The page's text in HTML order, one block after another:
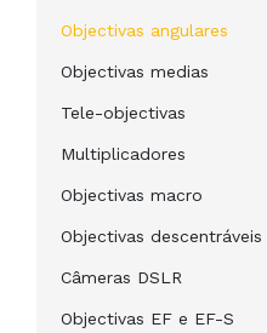
Objectivas angulares
Objectivas medias
Tele-objectivas
Multiplicadores
Objectivas macro
Objectivas descentráveis
Câmeras DSLR
Objectivas EF e EF-S